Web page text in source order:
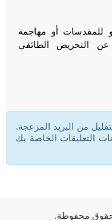
للمقدسات أو مهاجمة
عن التحريض الطائفي
من البريد المزعجة.
التعليقات الخاصة بك